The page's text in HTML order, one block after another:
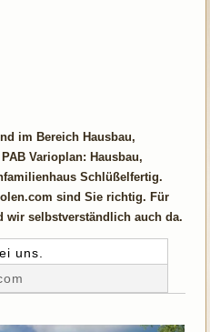
im Bereich Hausbau,
Varioplan: Hausbau,
Schlüßelfertig.
sind Sie richtig. Für
wir selbstverständlich auch da.
uns.